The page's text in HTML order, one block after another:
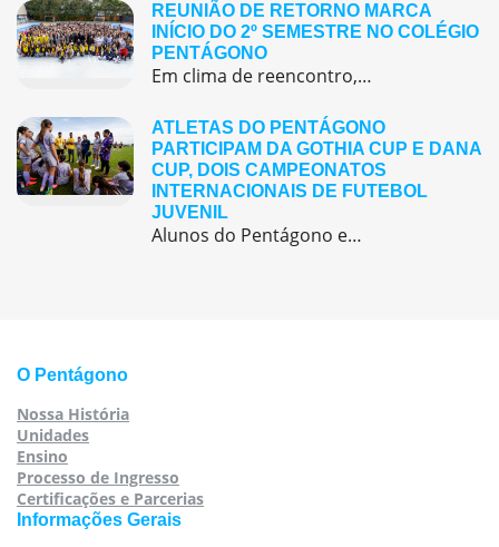
REUNIÃO DE RETORNO MARCA
INÍCIO DO 2º SEMESTRE NO COLÉGIO
PENTÁGONO
Em clima de reencontro, a equipe pedagógica participou da abertura do semestre letivo com treinamentos e simulação de emergência
ATLETAS DO PENTÁGONO
PARTICIPAM DA GOTHIA CUP E DANA
CUP, DOIS CAMPEONATOS
INTERNACIONAIS DE FUTEBOL
JUVENIL
Alunos do Pentágono embarcaram para a Europa, onde participaram de duas das maiores competições internacionais de futebol juvenil
O Pentágono
Nossa História
Unidades
Ensino
Processo de Ingresso
Certificações e Parcerias
Informações Gerais